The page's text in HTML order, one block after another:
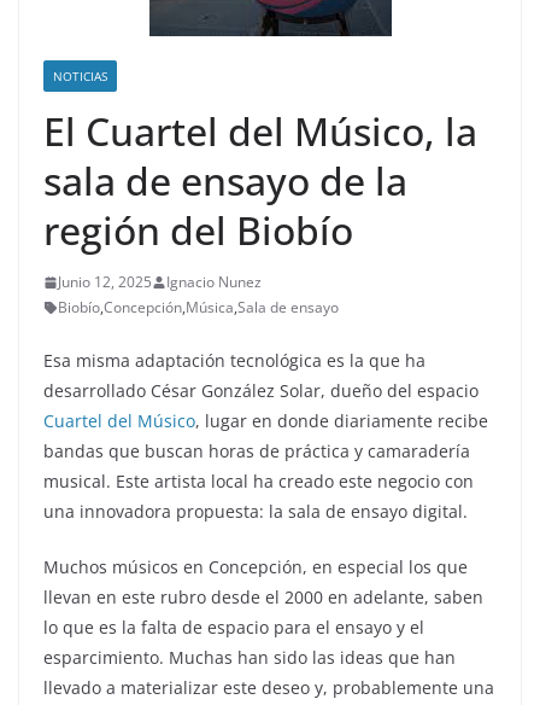
NOTICIAS
El Cuartel del Músico, la
sala de ensayo de la
región del Biobío
Junio 12, 2025
Ignacio Nunez
Biobío,Concepción,Música,Sala de ensayo
Esa misma adaptación tecnológica es la que ha
desarrollado César González Solar, dueño del espacio
Cuartel del Músico, lugar en donde diariamente recibe
bandas que buscan horas de práctica y camaradería
musical. Este artista local ha creado este negocio con
una innovadora propuesta: la sala de ensayo digital.
Muchos músicos en Concepción, en especial los que
llevan en este rubro desde el 2000 en adelante, saben
lo que es la falta de espacio para el ensayo y el
esparcimiento. Muchas han sido las ideas que han
llevado a materializar este deseo y, probablemente una